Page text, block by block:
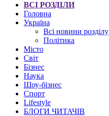
ВСІ РОЗДІЛИ
Головна
Україна
Всі новини розділу
Політика
Місто
Світ
Бізнес
Наука
Шоу-бізнес
Спорт
Lifestyle
БЛОГИ ЧИТАЧІВ